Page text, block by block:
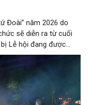
Đoài” năm 2026 do
sẽ diễn ra từ cuối
Lễ hội đang được
ban, ngành, đơn
tạo khí thế sôi nổi,
khách một mùa Trung
hóa xứ Đoài.